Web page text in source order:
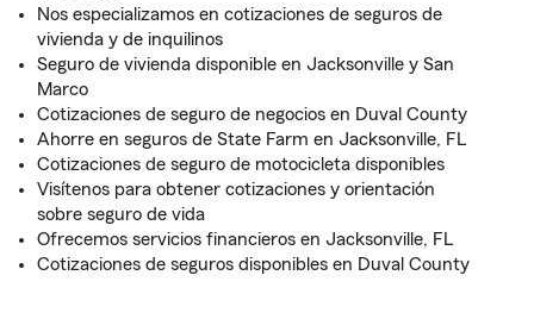
Nos especializamos en cotizaciones de seguros de
vivienda y de inquilinos
Seguro de vivienda disponible en Jacksonville y San
Marco
Cotizaciones de seguro de negocios en Duval County
Ahorre en seguros de State Farm en Jacksonville, FL
Cotizaciones de seguro de motocicleta disponibles
Visítenos para obtener cotizaciones y orientación
sobre seguro de vida
Ofrecemos servicios financieros en Jacksonville, FL
Cotizaciones de seguros disponibles en Duval County